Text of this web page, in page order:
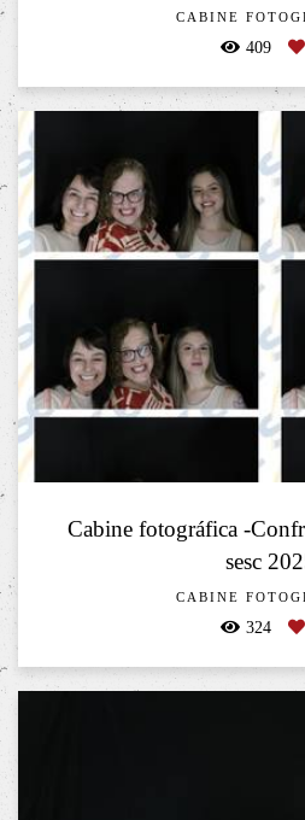
CABINE
409
Cabine fotográfica -
sesc
CABINE
324